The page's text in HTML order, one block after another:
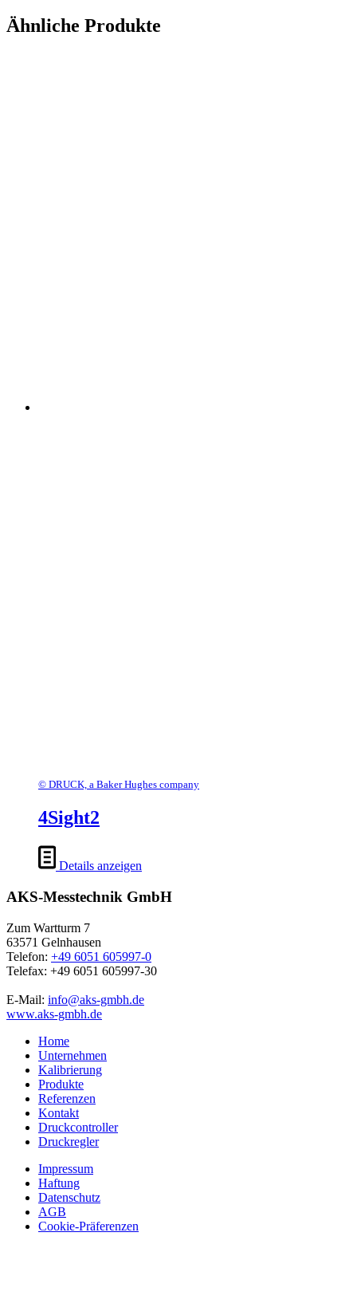
Ähnliche Produkte
© DRUCK, a Baker Hughes company
4Sight2
Details anzeigen
AKS-Messtechnik GmbH
Zum Wartturm 7
63571 Gelnhausen
Telefon: +49 6051 605997-0
Telefax: +49 6051 605997-30
E-Mail: info@aks-gmbh.de
www.aks-gmbh.de
Home
Unternehmen
Kalibrierung
Produkte
Referenzen
Kontakt
Druckcontroller
Druckregler
Impressum
Haftung
Datenschutz
AGB
Cookie-Präferenzen